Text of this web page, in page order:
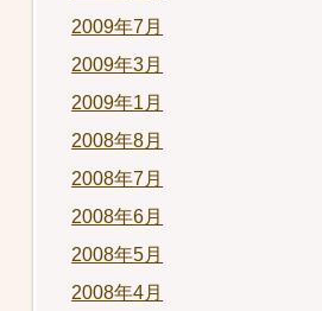
2009年7月
2009年3月
2009年1月
2008年8月
2008年7月
2008年6月
2008年5月
2008年4月